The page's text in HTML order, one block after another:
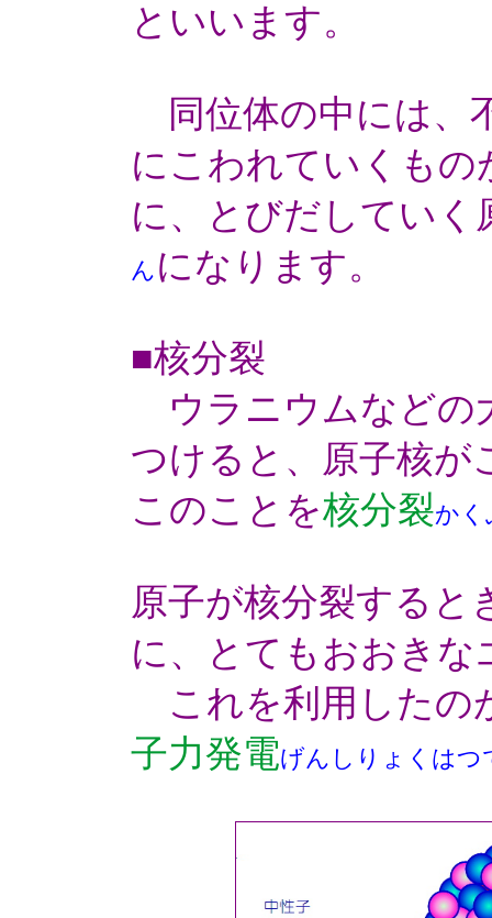
といいます。
同位体の中には、
にこわれていくも
に、とびだしていく
ん になります。
■核分裂
ウラニウムなどの
つけると、原子核が
このことを核分裂かく
原子が核分裂すると
に、とてもおおきな
これを利用したの
子力発電げんしりょくはつ